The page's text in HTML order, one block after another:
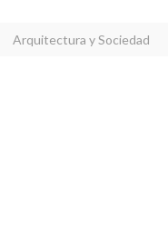
Arquitectura y Sociedad